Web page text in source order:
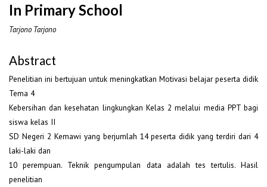
In Primary School
Tarjono Tarjono
Abstract
Penelitian ini bertujuan untuk meningkatkan Motivasi belajar peserta didik
Tema 4
Kebersihan dan kesehatan lingkungkan Kelas 2 melalui media PPT bagi
siswa kelas II
SD Negeri 2 Kemawi yang berjumlah 14 peserta didik yang terdiri dari 4
laki-laki dan
10 perempuan. Teknik pengumpulan data adalah tes tertulis. Hasil
penelitian